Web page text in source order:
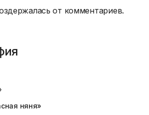
от комментариев.
няня»